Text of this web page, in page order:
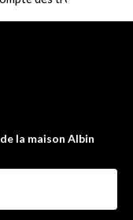
la maison Albin